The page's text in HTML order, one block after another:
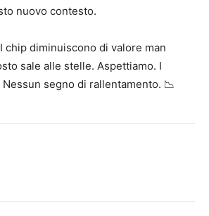
nuovo contesto.
chip diminuiscono di valore man
sale alle stelle. Aspettiamo. I
segno di rallentamento. 📉